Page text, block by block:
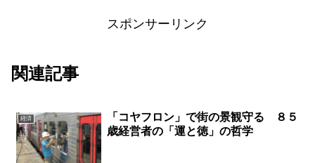
スポンサーリンク
関連記事
経済
「コヤフロン」で街の景観守る ８５
歳経営者の「運と徳」の哲学